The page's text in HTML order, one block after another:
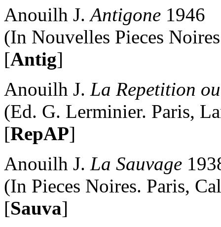
Anouilh J.Antigone 1946
(In Nouvelles Pieces
[Antig]
Anouilh J. La Repetition
(Ed. G. Lerminier. Paris,
[RepAP]
Anouilh J. La Sauvage
(In Pieces Noires. Paris,
[Sauva]